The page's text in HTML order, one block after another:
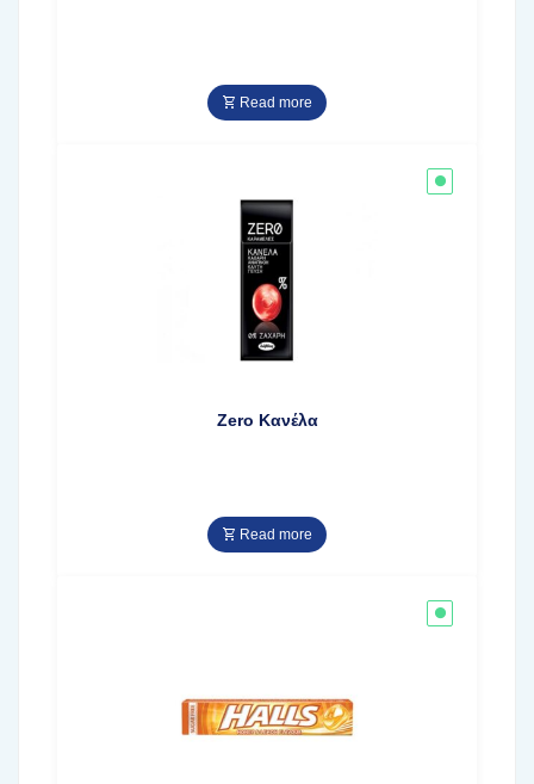
Read more
Zero Κανέλα
Read more